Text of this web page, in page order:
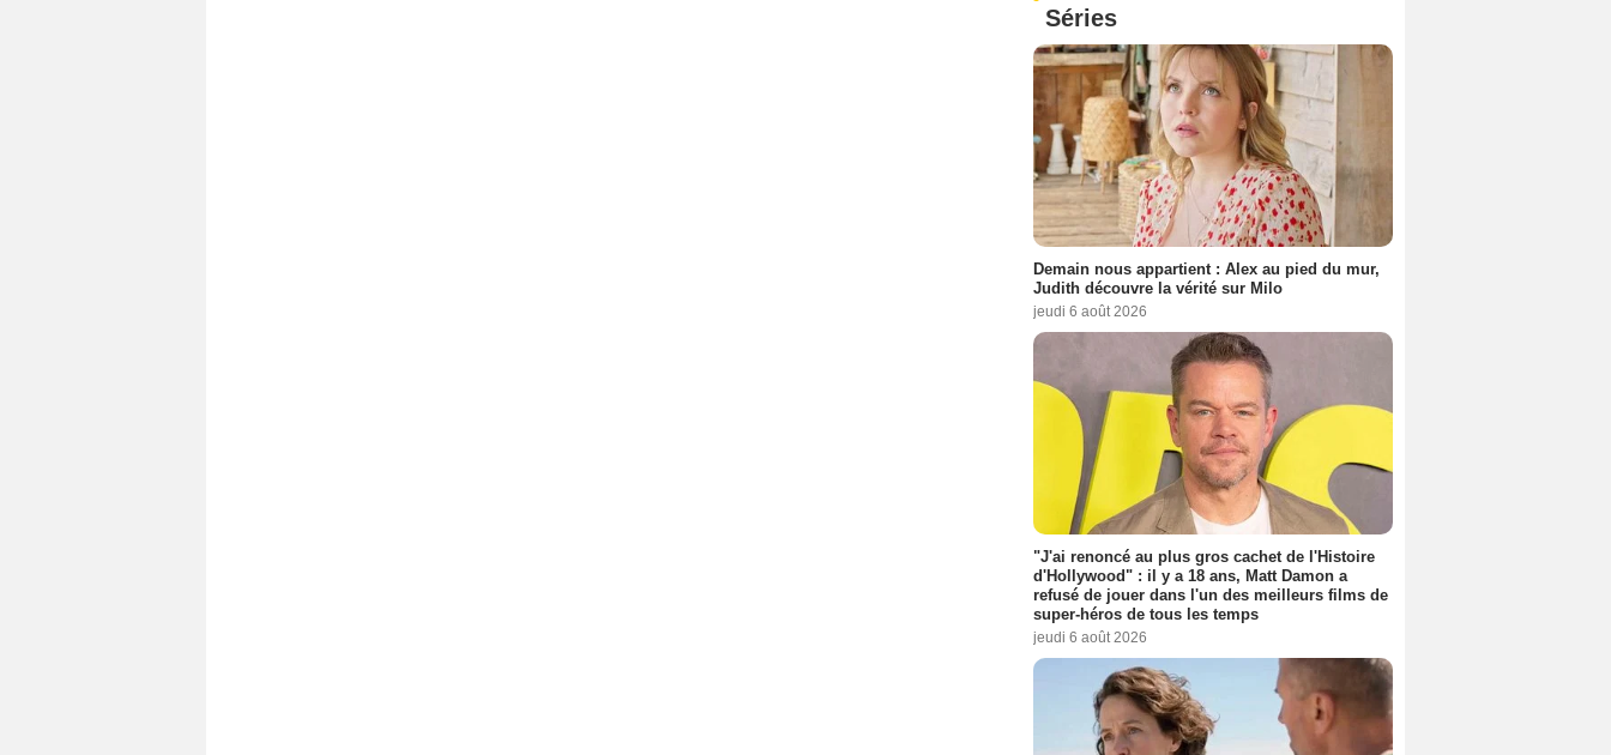
Séries
Demain nous appartient : Alex au pied du mur,
Judith découvre la vérité sur Milo
jeudi 6 août 2026
"J'ai renoncé au plus gros cachet de l'Histoire
d'Hollywood" : il y a 18 ans, Matt Damon a
refusé de jouer dans l'un des meilleurs films de
super-héros de tous les temps
jeudi 6 août 2026